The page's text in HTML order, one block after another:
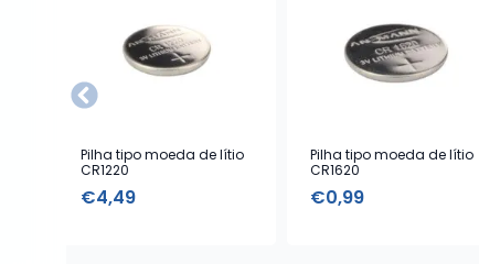
Pilha tipo moeda de lítio
CR1220
€4,49
Pilha tipo moeda de lítio
CR1620
€0,99